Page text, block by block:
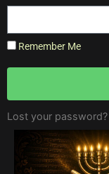
Remember Me
Lost your password?